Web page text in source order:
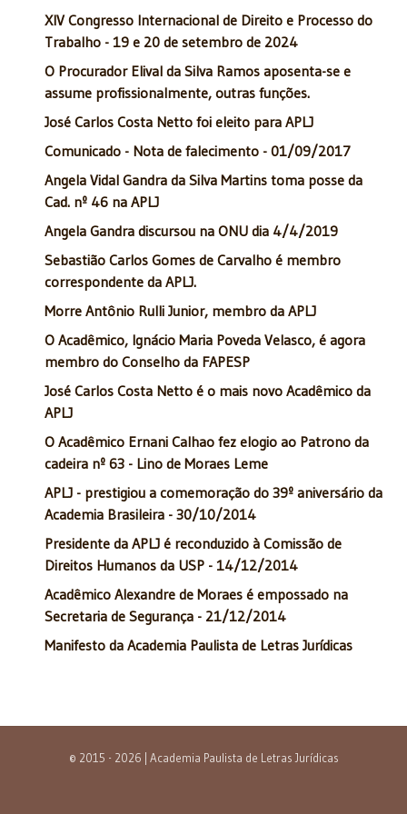
XIV Congresso Internacional de Direito e Processo do
Trabalho - 19 e 20 de setembro de 2024
O Procurador Elival da Silva Ramos aposenta-se e
assume profissionalmente, outras funções.
José Carlos Costa Netto foi eleito para APLJ
Comunicado - Nota de falecimento - 01/09/2017
Angela Vidal Gandra da Silva Martins toma posse da
Cad. nº 46 na APLJ
Angela Gandra discursou na ONU dia 4/4/2019
Sebastião Carlos Gomes de Carvalho é membro
correspondente da APLJ.
Morre Antônio Rulli Junior, membro da APLJ
O Acadêmico, Ignácio Maria Poveda Velasco, é agora
membro do Conselho da FAPESP
José Carlos Costa Netto é o mais novo Acadêmico da
APLJ
O Acadêmico Ernani Calhao fez elogio ao Patrono da
cadeira nº 63 - Lino de Moraes Leme
APLJ - prestigiou a comemoração do 39º aniversário da
Academia Brasileira - 30/10/2014
Presidente da APLJ é reconduzido à Comissão de
Direitos Humanos da USP - 14/12/2014
Acadêmico Alexandre de Moraes é empossado na
Secretaria de Segurança - 21/12/2014
Manifesto da Academia Paulista de Letras Jurídicas
© 2015 - 2026 | Academia Paulista de Letras Jurídicas